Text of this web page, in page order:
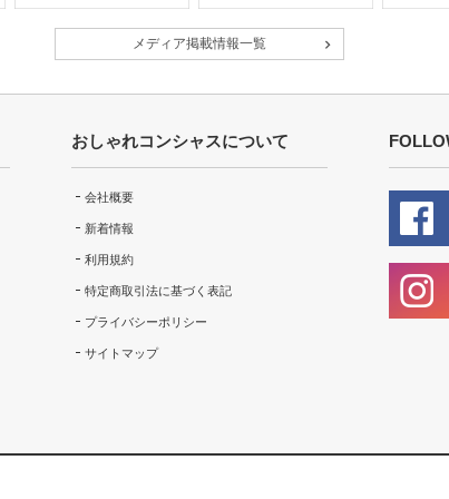
メディア掲載情報一覧
おしゃれコンシャスについて
会社概要
新着情報
利用規約
特定商取引法に基づく表記
プライバシーポリシー
サイトマップ